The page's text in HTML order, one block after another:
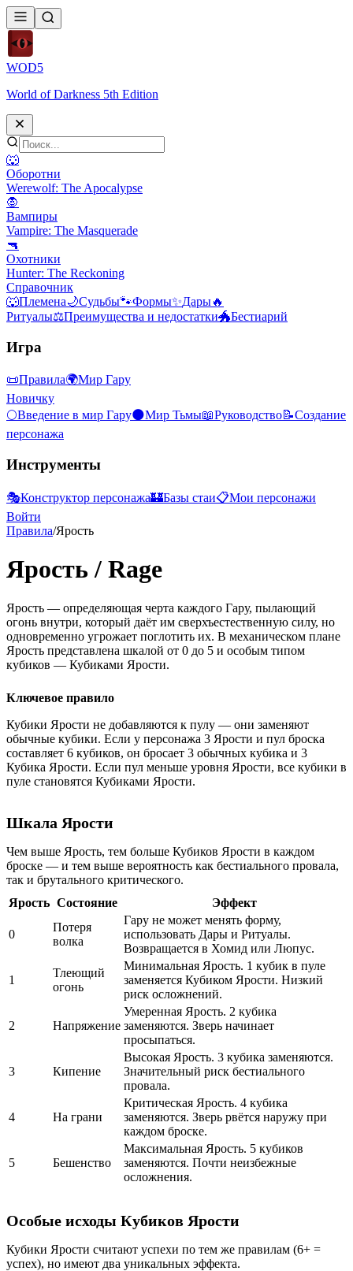
WOD5
World of Darkness 5th Edition
🐺
Оборотни
Werewolf: The Apocalypse
🧛
Вампиры
Vampire: The Masquerade
🔫
Охотники
Hunter: The Reckoning
Справочник
🐺Племена🌙Судьбы🐾Формы✨Дары🔥
Ритуалы⚖️Преимущества и недостатки🐲Бестиарий
Игра
📜Правила🌍Мир Гару
Новичку
🌕Введение в мир Гару🌑Мир Тьмы📖Руководство📝Создание
персонажа
Инструменты
🎭Конструктор персонажа🏰Базы стаи📋Мои персонажи
Войти
Правила/Ярость
Ярость / Rage
Ярость — определяющая черта каждого Гару, пылающий
огонь внутри, который даёт им сверхъестественную силу, но
одновременно угрожает поглотить их. В механическом плане
Ярость представлена шкалой от 0 до 5 и особым типом
кубиков — Кубиками Ярости.
Ключевое правило
Кубики Ярости не добавляются к пулу — они заменяют
обычные кубики. Если у персонажа 3 Ярости и пул броска
составляет 6 кубиков, он бросает 3 обычных кубика и 3
Кубика Ярости. Если пул меньше уровня Ярости, все кубики в
пуле становятся Кубиками Ярости.
Шкала Ярости
Чем выше Ярость, тем больше Кубиков Ярости в каждом
броске — и тем выше вероятность как бестиального провала,
так и брутального критического.
Ярость Состояние Эффект
0
Потеря
волка
Гару не может менять форму,
использовать Дары и Ритуалы.
Возвращается в Хомид или Люпус.
1
Тлеющий
огонь
Минимальная Ярость. 1 кубик в пуле
заменяется Кубиком Ярости. Низкий
риск осложнений.
2 Напряжение
Умеренная Ярость. 2 кубика
заменяются. Зверь начинает
просыпаться.
3 Кипение
Высокая Ярость. 3 кубика заменяются.
Значительный риск бестиального
провала.
4 На грани
Критическая Ярость. 4 кубика
заменяются. Зверь рвётся наружу при
каждом броске.
5 Бешенство
Максимальная Ярость. 5 кубиков
заменяются. Почти неизбежные
осложнения.
Особые исходы Кубиков Ярости
Кубики Ярости считают успехи по тем же правилам (6+ =
успех), но имеют два уникальных эффекта.